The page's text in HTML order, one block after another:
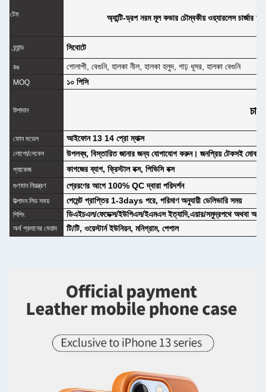
টেম অ্যান্টি-ড্রপ নরম মূল কভার চৌম্বকীয় ওয়্যারলেস
ব্র্যান্ড সিবোটে
রঙ গোলাপী, বেগুনি, হালকা নীল, হালকা হলুদ, গাঢ় ধূসর, হালকা বেগুনি
MOQ ১০ পিসি
উপাদান
ফোন মডেল আইফোন 13 14 প্রো ম্যাক্স
লোগো/লেবেল উপলব্ধ, বিস্তারিত জানার জন্য যোগাযোগ করুন। জনপ্রিয় টেকসই
প্যাকেজ কাগজের ব্যাগ, ক্রিস্টাল বক্স, পিভিসি বক্স
গুণমান নিয়ন্ত্রণ প্রেরণের আগে 100% QC দ্বারা পরিদর্শন
উত্পাদন লিড সময় পেমেন্ট প্রাপ্তির 1-3days পরে, পরিমাণ অনুযায়ী ডেলিভারি সময়
শিপিং ডিএইচএল/ফেডেক্স/ইউপিএস/ইএমএস ইত্যাদি,এয়ার/সমুদ্রপথে অথবা
অর্থ প্রদানের মেয়াদ টি/টি, ওয়েস্টার্ন ইউনিয়ন, মনিগ্রাম, পেপাল